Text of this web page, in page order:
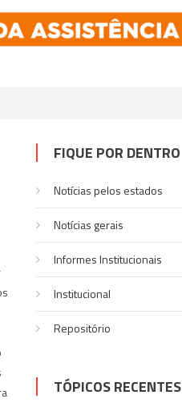
FIQUE POR DENTRO
Notícias pelos estados
Notí­cias gerais
Informes Institucionais
Institucional
Repositório
TÓPICOS RECENTES